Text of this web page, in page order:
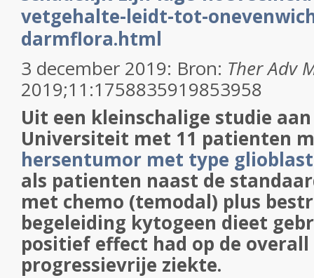
vetgehalte-leidt-tot-
darmflora.html
3 december 2019: Bron: Ther Adv
2019;11:1758835919853958
Uit een kleinschalige studie
Universiteit met 11 patienten
hersentumor met type
als patienten naast de
met chemo (temodal) plus
begeleiding kytogeen dieet
positief effect had op de
progressievrije ziekte.